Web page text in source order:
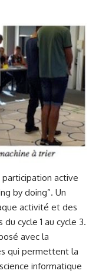
active
by doing”. Un
activité et des
du cycle 1 au cycle 3.
avec la
qui permettent la
informatique